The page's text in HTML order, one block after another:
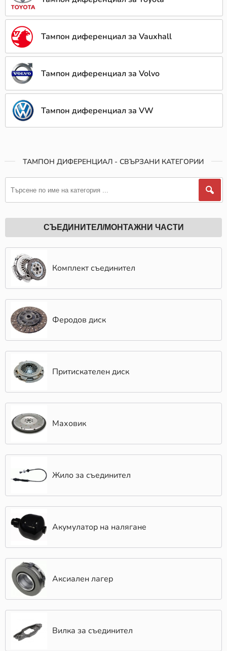
Тампон диференциал за Vauxhall
Тампон диференциал за Volvo
Тампон диференциал за VW
ТАМПОН ДИФЕРЕНЦИАЛ - СВЪРЗАНИ КАТЕГОРИИ
СЪЕДИНИТЕЛ/МОНТАЖНИ ЧАСТИ
Комплект съединител
Феродов диск
Притискателен диск
Маховик
Жило за съединител
Акумулатор на налягане
Аксиален лагер
Вилка за съединител